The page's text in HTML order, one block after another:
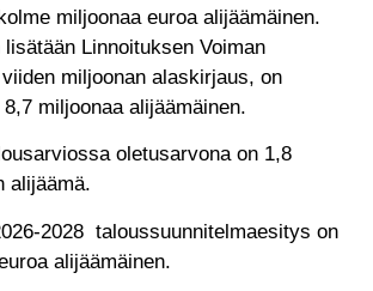
miljoonaa euroa alijäämäinen.
lisätään Linnoituksen Voiman
miljoonan alaskirjaus, on
miljoonaa alijäämäinen.
oletusarvona on 1,8
alijäämä.
2028 taloussuunnitelmaesitys on
alijäämäinen.